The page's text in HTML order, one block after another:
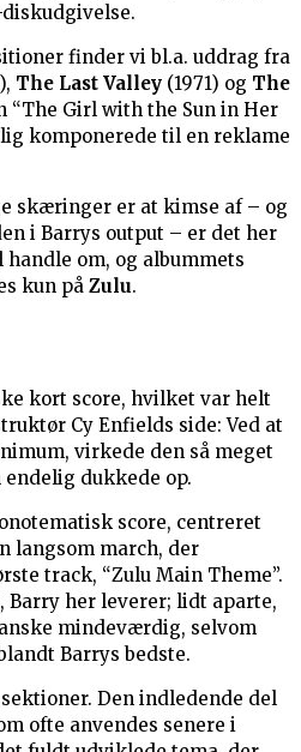
finder vi bl.a. uddrag fra
The Last Valley (1971) og The
“The Girl with the Sun in Her
komponerede til en reklame
skæringer er at kimse af – og
i Barrys output – er det her
handle om, og albummets
kun på Zulu.
kort score, hvilket var helt
Cy Enfields side: Ved at
virkede den så meget
dukkede op.
score, centreret
langsom march, der
track, “Zulu Main Theme”.
Barry her leverer; lidt aparte,
mindeværdig, selvom
Barrys bedste.
Den indledende del
ofte anvendes senere i